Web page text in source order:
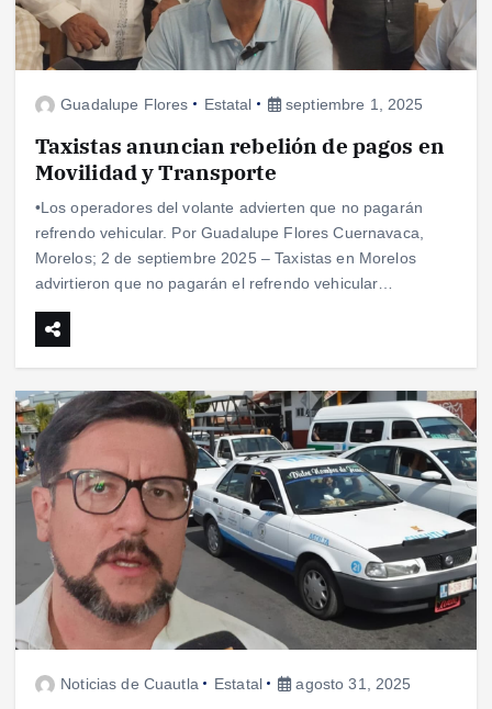
Guadalupe Flores Estatal septiembre 1, 2025
Taxistas anuncian rebelión de pagos en
Movilidad y Transporte
•Los operadores del volante advierten que no pagarán
refrendo vehicular. Por Guadalupe Flores Cuernavaca,
Morelos; 2 de septiembre 2025 – Taxistas en Morelos
advirtieron que no pagarán el refrendo vehicular…
Noticias de Cuautla Estatal agosto 31, 2025